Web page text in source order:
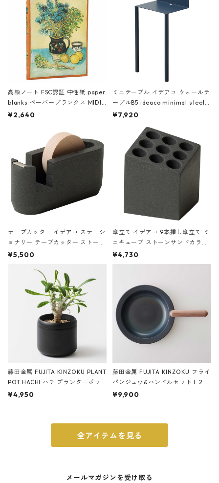
高級ノート FSC認証 中性紙 paper
blanks ペーパーブランクス MIDI
ハードカバー 罫線 ヴァン・ゴッホ
¥2,640
ミニテーブル イデアコ ウォールテ
ーブルB5 ideaco minimal steel f
urniture WALL Table B5 ネイビー
¥7,920
テープカッター イデアコ ステーシ
ョナリー テープカッター ストーン
サンドカラー 石調 ideaco Station
¥5,500
傘立て イデアコ 9本挿し傘立て ミ
ニキューブ ストーンサンドカラー
石調 ideaco Umbrella Stand CUB
E ストーンサンドブラック
¥4,730
藤田金属 FUJITA KINZOKU PLANT
POT HACHI ハチ プランターポッ
ト 3号 ブラック
¥4,950
藤田金属 FUJITA KINZOKU フライ
パンジュウ&ハンドルセット L 24c
m ガス火・IH対応 鉄フライパン
¥9,900
全アイテムを見る
メールマガジンを受け取る